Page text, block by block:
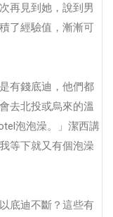
再見到她，說到男
了經驗值，漸漸可
有錢底迪，他們都
去北投或烏來的溫
泡泡澡。」潔西講
等下就又有個泡澡
底迪不斷？這些有